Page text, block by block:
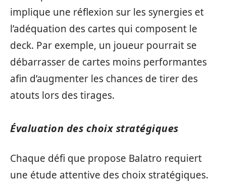
implique une réflexion sur les synergies et
l’adéquation des cartes qui composent le
deck. Par exemple, un joueur pourrait se
débarrasser de cartes moins performantes
afin d’augmenter les chances de tirer des
atouts lors des tirages.
Évaluation des choix stratégiques
Chaque défi que propose Balatro requiert
une étude attentive des choix stratégiques.